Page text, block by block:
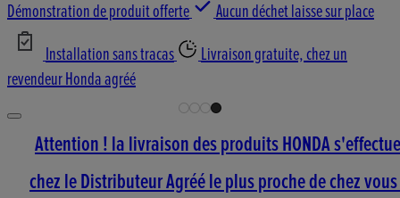
Démonstration de produit offerte
Aucun déchet laisse sur place
Installation sans tracas
Livraison gratuite, chez un
revendeur Honda agréé
Attention ! la livraison des produits HONDA s'effectue
chez le Distributeur Agréé le plus proche de chez